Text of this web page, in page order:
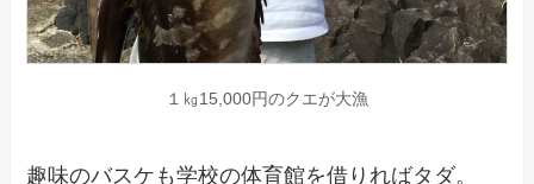
１㎏15,000円のクエが大漁
趣味のバスケも学校の体育館を借りればタダ。